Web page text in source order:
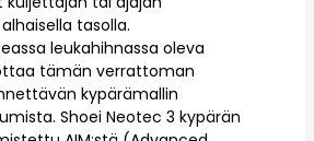
tasolla.
leukahihnassa oleva
tämän verrattoman
kypärämallin
Shoei Neotec 3 kypärän